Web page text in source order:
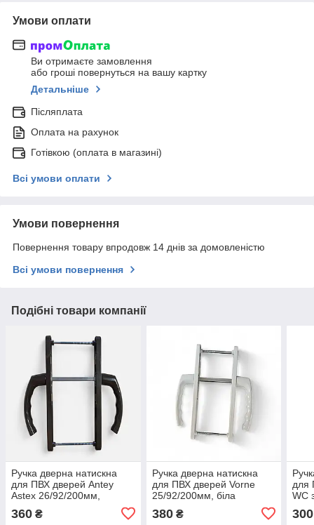
Умови оплати
Ви отримаєте замовлення
або гроші повернуться на вашу картку
Детальніше
Післяплата
Оплата на рахунок
Готівкою (оплата в магазині)
Всі умови оплати
Умови повернення
Повернення товару впродовж 14 днів за домовленістю
Всі умови повернення
Подібні товари компанії
Ручка дверна натискна
для ПВХ дверей Antey
Astex 26/92/200мм,
360 ₴
Ручка дверна натискна
для ПВХ дверей Vorne
25/92/200мм, біла
380₴
для
WC
300